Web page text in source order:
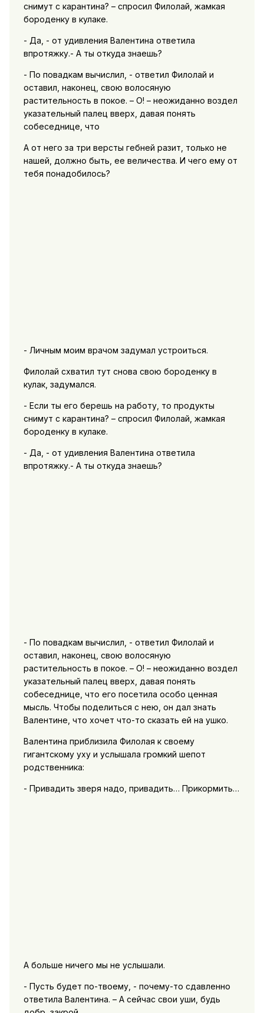
снимут с карантина? – спросил Филолай, жамкая
бороденку в кулаке.
- Да, - от удивления Валентина ответила
впротяжку.- А ты откуда знаешь?
- По повадкам вычислил, - ответил Филолай и
оставил, наконец, свою волосяную
растительность в покое. – О! – неожиданно воздел
указательный палец вверх, давая понять
собеседнице, что
А от него за три версты гебней разит, только не
нашей, должно быть, ее величества. И чего ему от
тебя понадобилось?
- Личным моим врачом задумал устроиться.
Филолай схватил тут снова свою бороденку в
кулак, задумался.
- Если ты его берешь на работу, то продукты
снимут с карантина? – спросил Филолай, жамкая
бороденку в кулаке.
- Да, - от удивления Валентина ответила
впротяжку.- А ты откуда знаешь?
- По повадкам вычислил, - ответил Филолай и
оставил, наконец, свою волосяную
растительность в покое. – О! – неожиданно воздел
указательный палец вверх, давая понять
собеседнице, что его посетила особо ценная
мысль. Чтобы поделиться с нею, он дал знать
Валентине, что хочет что-то сказать ей на ушко.
Валентина приблизила Филолая к своему
гигантскому уху и услышала громкий шепот
родственника:
- Привадить зверя надо, привадить… Прикормить…
А больше ничего мы не услышали.
- Пусть будет по-твоему, - почему-то сдавленно
ответила Валентина. – А сейчас свои уши, будь